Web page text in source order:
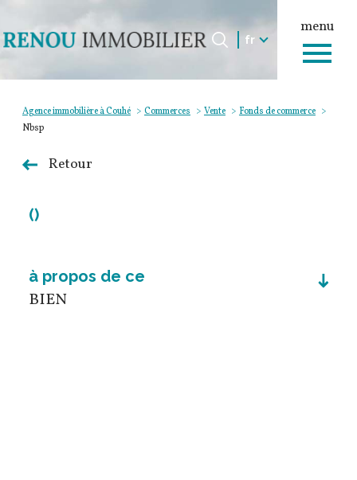
menu
Langue
fr
Accueil
Langue
fr
Agence immobilière à Couhé Commerces Vente
Fonds de commerce
Nbsp
Retour
()
à propos de ce
BIEN